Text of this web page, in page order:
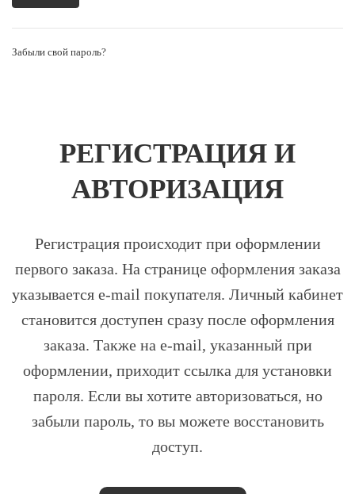
Забыли свой пароль?
РЕГИСТРАЦИЯ И
АВТОРИЗАЦИЯ
Регистрация происходит при оформлении
первого заказа. На странице оформления заказа
указывается e-mail покупателя. Личный кабинет
становится доступен сразу после оформления
заказа. Также на e-mail, указанный при
оформлении, приходит ссылка для установки
пароля. Если вы хотите авторизоваться, но
забыли пароль, то вы можете восстановить
доступ.